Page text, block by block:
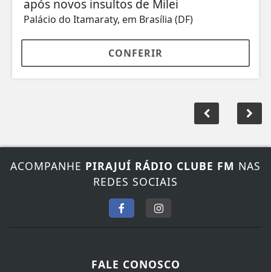
após novos insultos de Milei
Palácio do Itamaraty, em Brasília (DF)
CONFERIR
ACOMPANHE PIRAJUÍ RÁDIO CLUBE FM NAS
REDES SOCIAIS
FALE CONOSCO